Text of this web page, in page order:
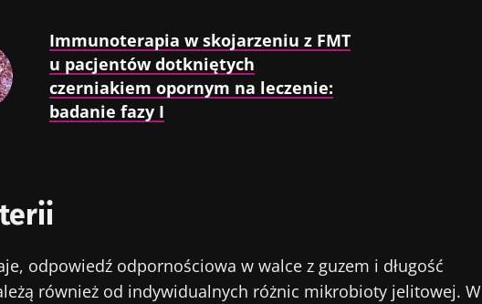
Immunoterapia w skojarzeniu z FMT
u pacjentów dotkniętych
czerniakiem opornym na leczenie:
badanie fazy I
odpowiedź odpornościowa w walce z guzem i długość
również od indywidualnych różnic mikrobioty jelitowej. W